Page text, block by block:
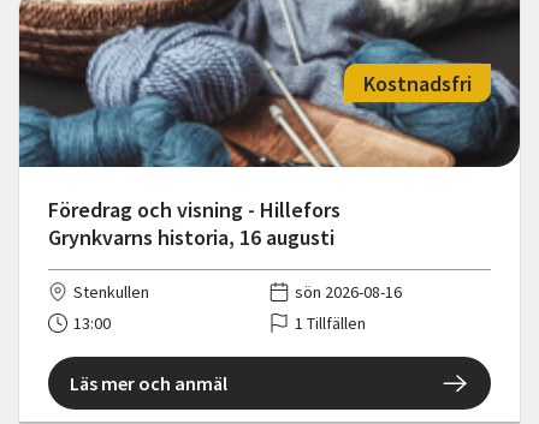
Föredrag och visning - Hillefors
Grynkvarns historia, 16 augusti
Kostnadsfri
Stenkullen
sön 2026-08-16
13:00
1 Tillfällen
Läs mer och anmäl